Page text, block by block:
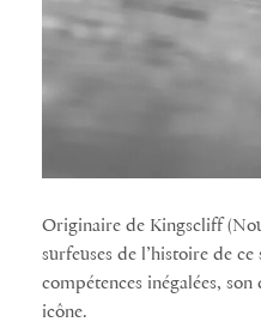
Originaire de Kingscliff
surfeuses de l’histoire de
compétences inégalées,
icône.